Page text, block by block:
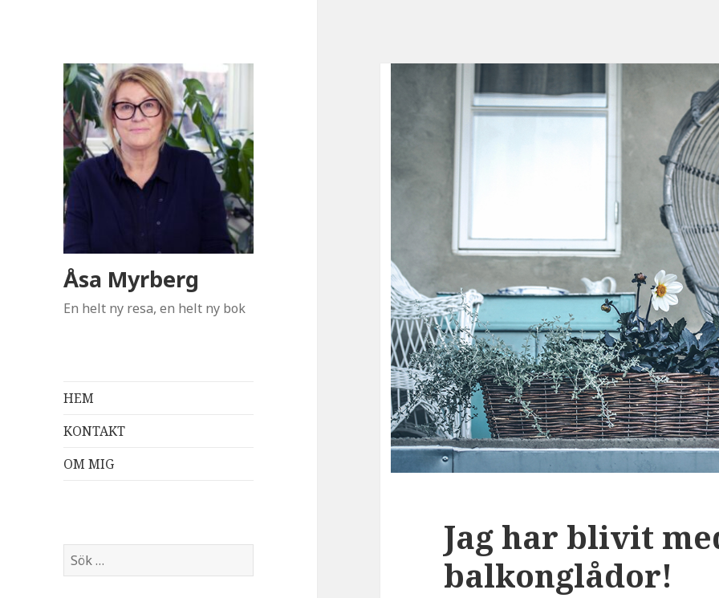
Åsa Myrberg
En helt ny resa, en helt ny bok
HEM
KONTAKT
OM MIG
Sök
efter:
Jag har blivit
balkonglådor!